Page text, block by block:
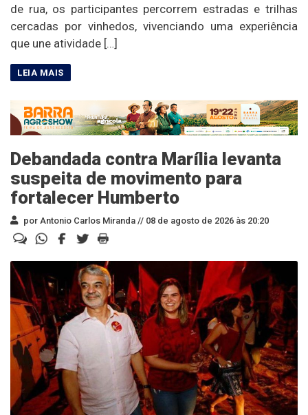
de rua, os participantes percorrem estradas e trilhas
cercadas por vinhedos, vivenciando uma experiência
que une atividade […]
Debandada contra Marília levanta
suspeita de movimento para
fortalecer Humberto
por Antonio Carlos Miranda // 08 de agosto de 2026 às 20:20